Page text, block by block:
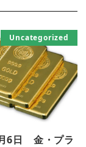
Uncategorized
6日 金・プラ